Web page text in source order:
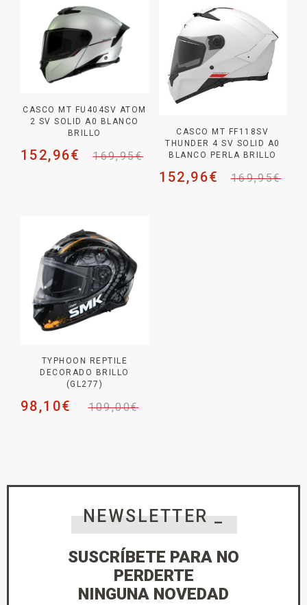
CASCO MT FU404SV ATOM
2 SV SOLID A0 BLANCO
BRILLO
169,95€
152,96€
CASCO MT FF118SV
THUNDER 4 SV SOLID A0
BLANCO PERLA BRILLO
169,95€
152,96€
TYPHOON REPTILE
DECORADO BRILLO
(GL277)
109,00€
98,10€
NEWSLETTER _
SUSCRÍBETE PARA NO
PERDERTE
NINGUNA NOVEDAD